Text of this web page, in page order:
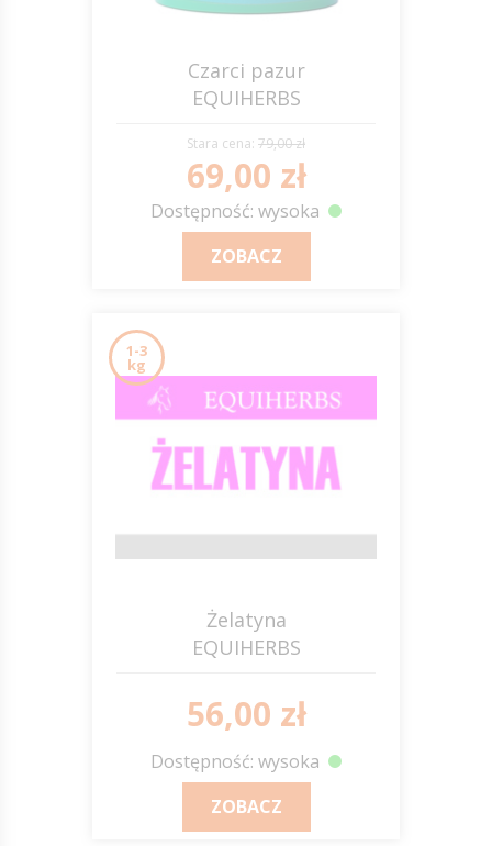
Czarci pazur
EQUIHERBS
Stara cena: 79,00 zł
69,00 zł
Dostępność: wysoka
ZOBACZ
1-3
kg
Żelatyna
EQUIHERBS
56,00 zł
Dostępność: wysoka
ZOBACZ